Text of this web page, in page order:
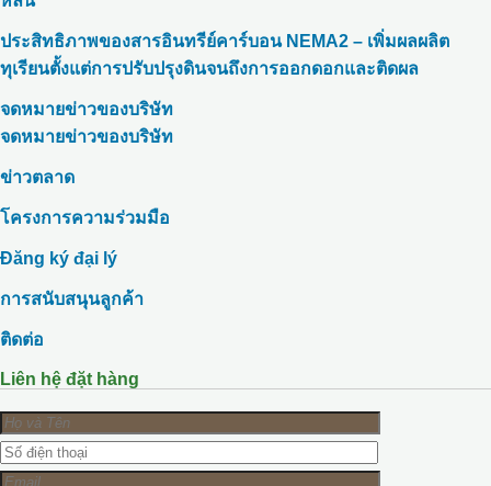
ประสิทธิภาพของสารอินทรีย์คาร์บอน NEMA2 – เพิ่มผลผลิต
ทุเรียนตั้งแต่การปรับปรุงดินจนถึงการออกดอกและติดผล
จดหมายข่าวของบริษัท
จดหมายข่าวของบริษัท
ข่าวตลาด
โครงการความร่วมมือ
Đăng ký đại lý
การสนับสนุนลูกค้า
ติดต่อ
Liên hệ đặt hàng